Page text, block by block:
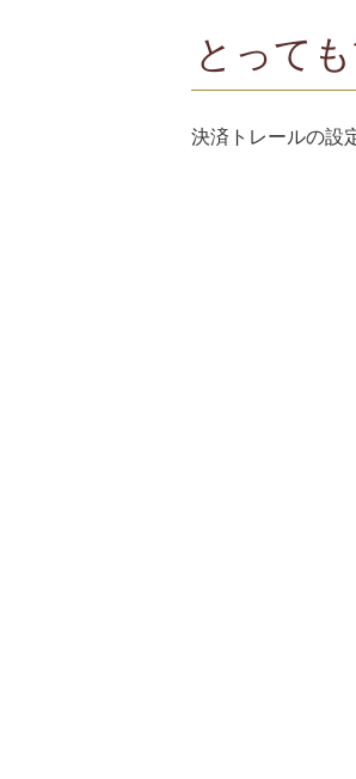
とって
決済トレールの設